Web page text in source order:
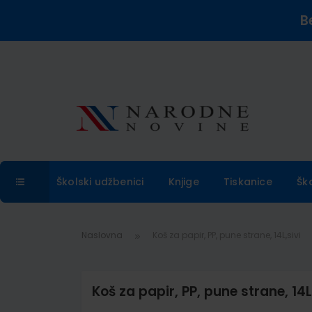
Školski udžbenici Knjige Tiskanice
Naslovna
Koš za papir, PP, pune strane,